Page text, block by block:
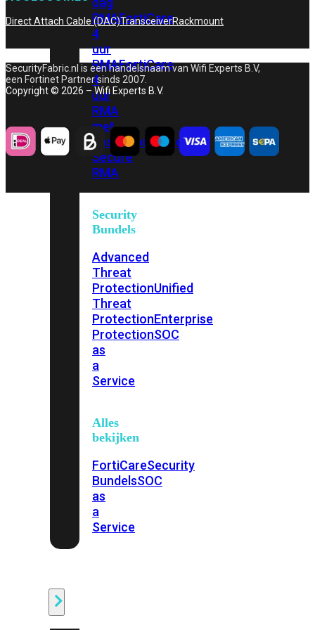
RMAFortiCare
4
uur
RMAFortiCare
4
uur
RMA
met
onsite FortiCare
Secure
RMA
Security
Bundels
Advanced
Threat
ProtectionUnified
Threat
ProtectionEnterprise
ProtectionSOC
as
a
Service
Alles
bekijken
FortiCareSecurity
BundelsSOC
as
a
Service
Direct Attach Cable (DAC)TransceiverRackmount
SecurityFabric.nl is een handelsnaam van Wifi Experts B.V,
een Fortinet Partner sinds 2007.
Copyright © 2026 – Wifi Experts B.V.